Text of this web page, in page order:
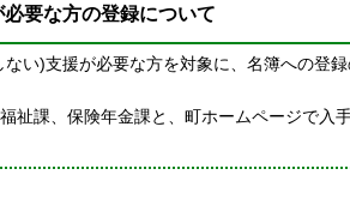
要な方の登録について
い)支援が必要な方を対象に、名簿への登
課、保険年金課と、町ホームページで入手